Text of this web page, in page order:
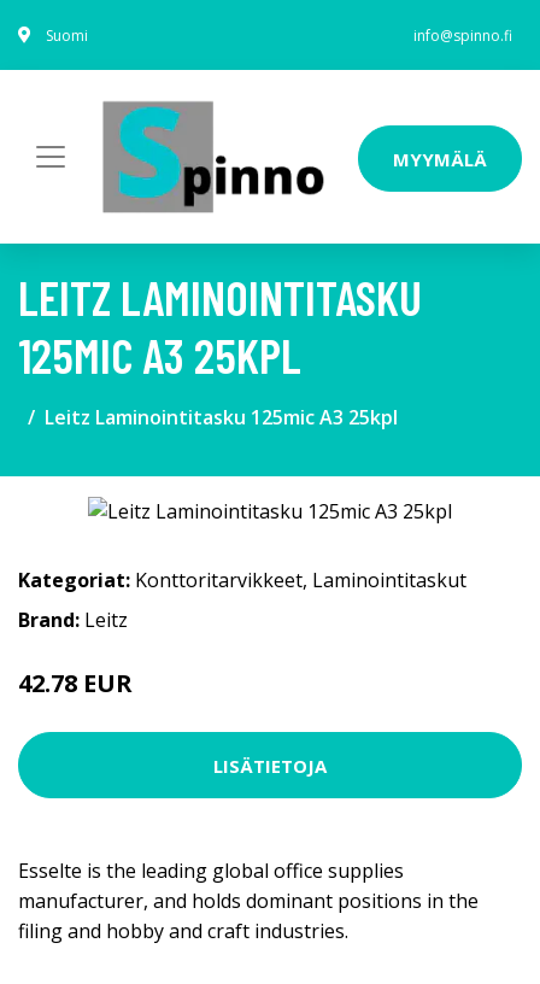
Suomi info@spinno.fi
MYYMÄLÄ
LEITZ LAMINOINTITASKU
125MIC A3 25KPL
Leitz Laminointitasku 125mic A3 25kpl
Kategoriat: Konttoritarvikkeet, Laminointitaskut
Brand: Leitz
42.78 EUR
LISÄTIETOJA
Esselte is the leading global office supplies
manufacturer, and holds dominant positions in the
filing and hobby and craft industries.